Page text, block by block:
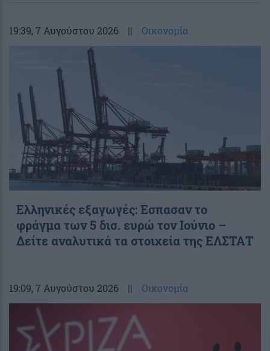
19:39, 7 Αυγούστου 2026 || Οικονομία
Ελληνικές εξαγωγές: Εσπασαν το
φράγμα των 5 δισ. ευρώ τον Ιούνιο –
Δείτε αναλυτικά τα στοιχεία της ΕΛΣΤΑΤ
19:09, 7 Αυγούστου 2026 || Οικονομία